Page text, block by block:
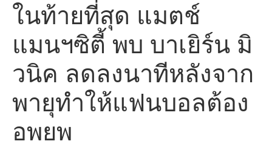
ในท้ายที่สุด แมตช์
แมนฯซิตี้ พบ บาเยิร์น มิ
วนิค ลดลงนาทีหลังจาก
พายุทําให้แฟนบอลต้อง
อพยพ